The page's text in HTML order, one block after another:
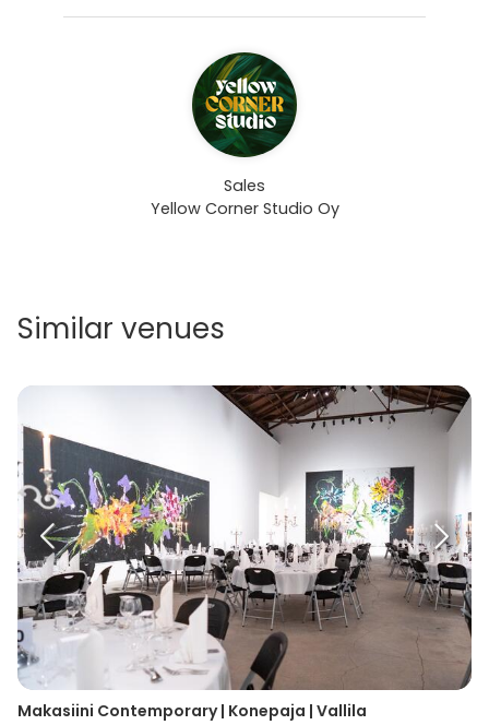
Sales
Yellow Corner Studio Oy
Similar venues
Makasiini Contemporary | Konepaja | Vallila